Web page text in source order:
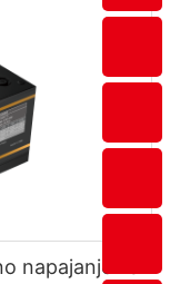
napajanje za